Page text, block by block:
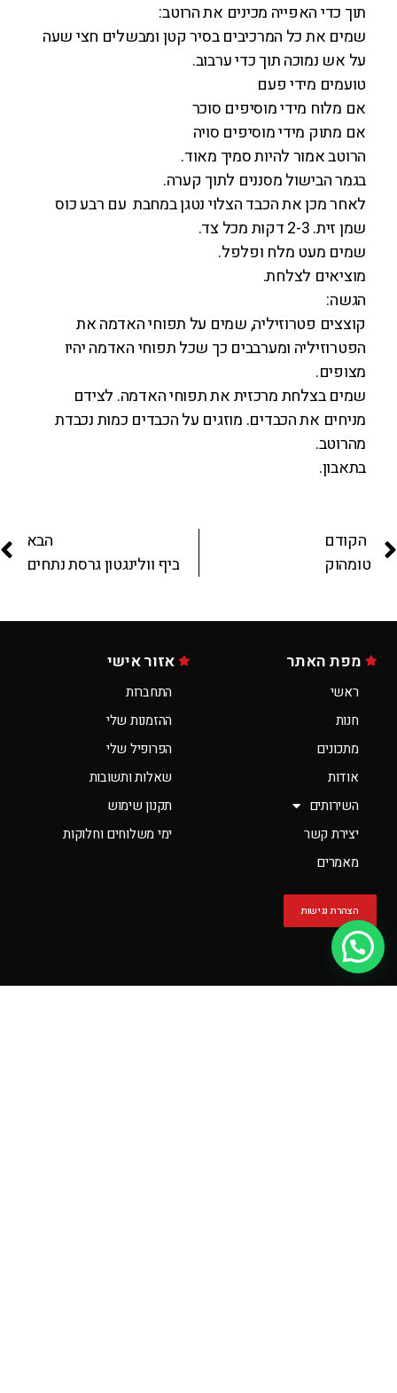
תוך כדי האפייה מכינים את הרוטב:
שמים את כל המרכיבים בסיר קטן ומבשלים חצי שעה
על אש נמוכה תוך כדי ערבוב.
טועמים מידי פעם
אם מלוח מידי מוסיפים סוכר
אם מתוק מידי מוסיפים סויה
הרוטב אמור להיות סמיך מאוד.
בגמר הבישול מסננים לתוך קערה.
לאחר מכן את הכבד הצלוי נטגן במחבת עם רבע כוס
שמן זית. 2-3 דקות מכל צד.
שמים מעט מלח ופלפל.
מוציאים לצלחת.
הגשה:
קוצצים פטרוזיליה, שמים על תפוחי האדמה את
הפטרוזיליה ומערבבים כך שכל תפוחי האדמה יהיו
מצופים.
שמים בצלחת מרכזית את תפוחי האדמה. לצידם
מניחים את הכבדים. מוזגים על הכבדים כמות נכבדת
מהרוטב.
בתאבון.
הקודם
טומהוק
הבא
ביף וולינגטון גרסת נתחים
מפת האתר
ראשי
חנות
מתכונים
אודות
השירותים
יצירת קשר
מאמרים
הצהרת נגישות
אזור אישי
התחברות
ההזמנות שלי
הפרופיל שלי
שאלות ותשובות
תקנון שימוש
ימי משלוחים וחלוקות